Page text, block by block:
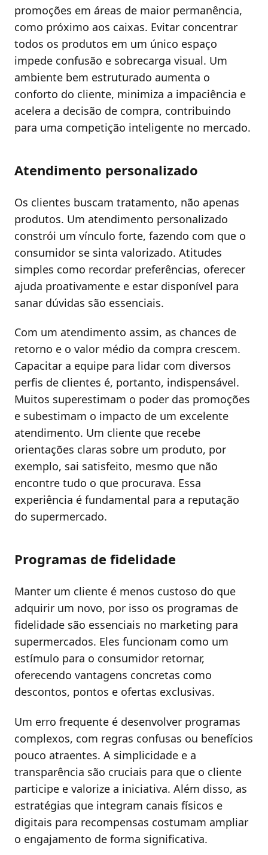
promoções em áreas de maior permanência,
como próximo aos caixas. Evitar concentrar
todos os produtos em um único espaço
impede confusão e sobrecarga visual. Um
ambiente bem estruturado aumenta o
conforto do cliente, minimiza a impaciência e
acelera a decisão de compra, contribuindo
para uma competição inteligente no mercado.
Atendimento personalizado
Os clientes buscam tratamento, não apenas
produtos. Um atendimento personalizado
constrói um vínculo forte, fazendo com que o
consumidor se sinta valorizado. Atitudes
simples como recordar preferências, oferecer
ajuda proativamente e estar disponível para
sanar dúvidas são essenciais.
Com um atendimento assim, as chances de
retorno e o valor médio da compra crescem.
Capacitar a equipe para lidar com diversos
perfis de clientes é, portanto, indispensável.
Muitos superestimam o poder das promoções
e subestimam o impacto de um excelente
atendimento. Um cliente que recebe
orientações claras sobre um produto, por
exemplo, sai satisfeito, mesmo que não
encontre tudo o que procurava. Essa
experiência é fundamental para a reputação
do supermercado.
Programas de fidelidade
Manter um cliente é menos custoso do que
adquirir um novo, por isso os programas de
fidelidade são essenciais no marketing para
supermercados. Eles funcionam como um
estímulo para o consumidor retornar,
oferecendo vantagens concretas como
descontos, pontos e ofertas exclusivas.
Um erro frequente é desenvolver programas
complexos, com regras confusas ou benefícios
pouco atraentes. A simplicidade e a
transparência são cruciais para que o cliente
participe e valorize a iniciativa. Além disso, as
estratégias que integram canais físicos e
digitais para recompensas costumam ampliar
o engajamento de forma significativa.